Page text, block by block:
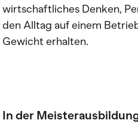
wirtschaftliches Denken,
den Alltag auf einem
Gewicht erhalten.
In der